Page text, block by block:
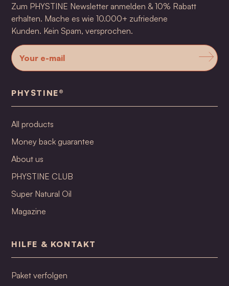
Zum PHYSTINE Newsletter anmelden & 10% Rabatt
erhalten. Mache es wie 10.000+ zufriedene
Kunden. Kein Spam, versprochen.
PHYSTINE®
All products
Money back guarantee
About us
PHYSTINE CLUB
Super Natural Oil
Magazine
HILFE & KONTAKT
Paket verfolgen